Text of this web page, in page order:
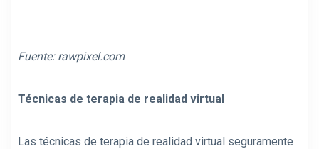
Fuente: rawpixel.com
Técnicas de terapia de realidad virtual
Las técnicas de terapia de realidad virtual seguramente